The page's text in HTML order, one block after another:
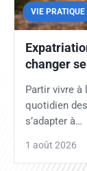
VIE PRATIQUE
changer
Partir vivre à
quotidien
s’adapter à…
1 août 2026